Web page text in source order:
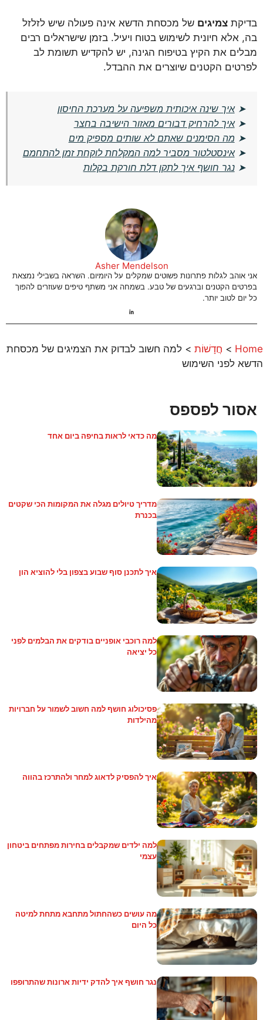
בדיקת צמיגים של מכסחת הדשא אינה פעולה שיש לזלזל
בה, אלא חיונית לשימוש בטוח ויעיל. בזמן שישראלים רבים
מבלים את הקיץ בטיפוח הגינה, יש להקדיש תשומת לב
לפרטים הקטנים שיוצרים את ההבדל.
➤איך שינה איכותית משפיעה על מערכת החיסון
➤איך להרחיק דבורים מאזור הישיבה בחצר
➤ מה הסימנים שאתם לא שותים מספיק מים
➤אינסטלטור מסביר למה המקלחת לוקחת זמן להתחמם
➤נגר חושף איך לתקן דלת חורקת בקלות
Asher Mendelson
אני אוהב לגלות פתרונות פשוטים שמקלים על היומיום. השראה בשבילי נמצאת
בפרטים הקטנים וברגעים של טבע. בשמחה אני משתף טיפים שעוזרים להפוך
כל יום לטוב יותר.
Home
> חֲדָשׁוֹת > למה חשוב לבדוק את הצמיגים של מכסחת
הדשא לפני השימוש
אסור לפספס
מה כדאי לראות בחיפה ביום אחד
מדריך טיולים מגלה את המקומות הכי שקטים
בכנרת
איך לתכנן סוף שבוע בצפון בלי להוציא הון
למה רוכבי אופניים בודקים את הבלמים לפני
כל יציאה
פסיכולוג חושף למה חשוב לשמור על חברויות
מהילדות
איך להפסיק לדאוג למחר ולהתרכז בהווה
למה ילדים שמקבלים בחירות מפתחים ביטחון
עצמי
מה עושים כשהחתול מתחבא מתחת למיטה
כל היום
נגר חושף איך להדק ידיות ארונות שהתרופפו